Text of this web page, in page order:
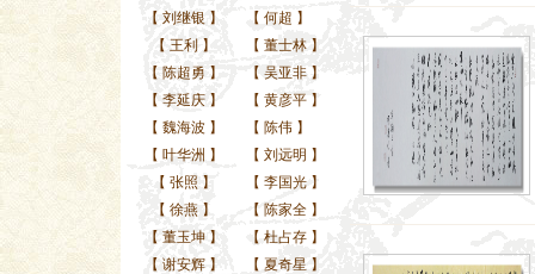
【 刘继银 】 【 何超 】
【 王利 】 【 董士林 】
【 陈超勇 】 【 吴亚非 】
【 李延庆】 【 黄彦平 】
【 魏海波 】 【 陈伟 】
【 叶华洲 】 【 刘远明 】
【 张照 】 【 李国光 】
【 徐燕】 【 陈家全 】
【 董玉坤】 【 杜占存 】
【 谢安辉】 【 夏奇星 】